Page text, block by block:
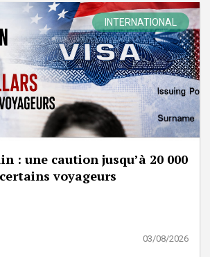
INTERNATIONAL
: une caution jusqu’à 20 000
voyageurs
03/08/2026